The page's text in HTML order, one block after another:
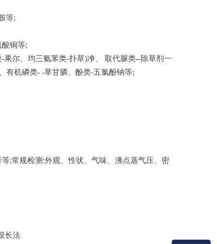
等;
铜等;
尔、均三氨苯类-扑草)净、 取代脲类--除草剂一
有机磷类- -草甘膦、酚类-五氯酚钠等;
;常规检测:外观、性状、气味、沸点蒸气压、密
长法